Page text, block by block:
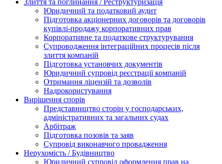
Злиття та поглинання / Реструктуризація
Юридичний та податковий аудит
Підготовка акціонерних договорів та договорів
купівлі-продажу корпоративних прав
Корпоративне та податкове структурування
Супроводження інтеграційних процесів після
злиття компаній
Підготовка установчих документів
Юридичний супровід реєстрації компаній
Отримання ліцензій та дозволів
Надрокористування
Вирішення спорів
Представництво сторін у господарських,
адміністративних та загальних судах
Арбітраж
Підготовка позовів та заяв
Супровід виконавчого провадження
Нерухомість / Будівництво
Юридичний супровід оформлення прав на